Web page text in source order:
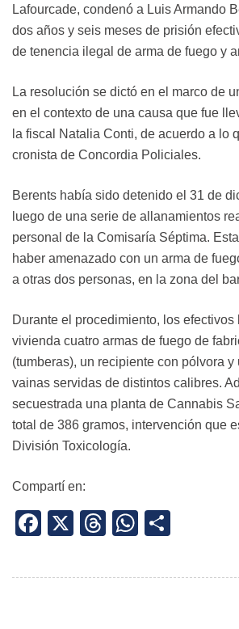
Lafourcade, condenó a Luis Armando
dos años y seis meses de prisión
de tenencia ilegal de arma de fuego y
La resolución se dictó en el marco de
en el contexto de una causa que fue
la fiscal Natalia Conti, de acuerdo a lo
cronista de Concordia Policiales.
Berents había sido detenido el 31 de
luego de una serie de allanamientos
personal de la Comisaría Séptima.
haber amenazado con un arma de
a otras dos personas, en la zona del
Durante el procedimiento, los efectivos
vivienda cuatro armas de fuego de
(tumberas), un recipiente con pólvora
vainas servidas de distintos calibres.
secuestrada una planta de Cannabis
total de 386 gramos, intervención que
División Toxicología.
Compartí en:
Facebook
X Threads